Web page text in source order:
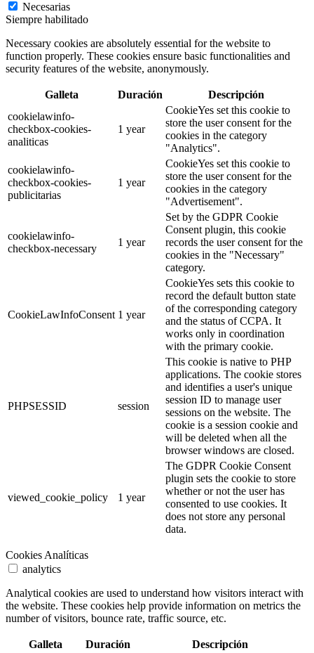
Necesarias
Siempre habilitado
Necessary cookies are absolutely essential for the website to
function properly. These cookies ensure basic functionalities and
security features of the website, anonymously.
Galleta Duración
Descripción
cookielawinfo-
checkbox-cookies-
analiticas
1 year
CookieYes set this cookie to
store the user consent for the
cookies in the category
"Analytics".
cookielawinfo-
checkbox-cookies-
publicitarias
1 year
CookieYes set this cookie to
store the user consent for the
cookies in the category
"Advertisement".
cookielawinfo-
checkbox-necessary
1 year
Set by the GDPR Cookie
Consent plugin, this cookie
records the user consent for the
cookies in the "Necessary"
category.
CookieLawInfoConsent 1 year
CookieYes sets this cookie to
record the default button state
of the corresponding category
and the status of CCPA. It
works only in coordination
with the primary cookie.
PHPSESSID session
This cookie is native to PHP
applications. The cookie stores
and identifies a user's unique
session ID to manage user
sessions on the website. The
cookie is a session cookie and
will be deleted when all the
browser windows are closed.
viewed_cookie_policy 1 year
The GDPR Cookie Consent
plugin sets the cookie to store
whether or not the user has
consented to use cookies. It
does not store any personal
data.
Cookies Analíticas
analytics
Analytical cookies are used to understand how visitors interact with
the website. These cookies help provide information on metrics the
number of visitors, bounce rate, traffic source, etc.
Galleta Duración Descripción